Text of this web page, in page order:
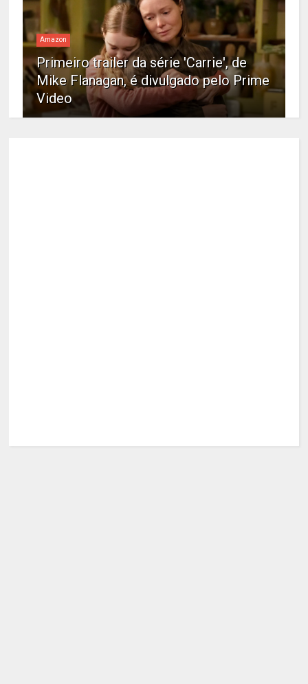
Amazon
Primeiro trailer da série 'Carrie', de
Mike Flanagan, é divulgado pelo Prime
Video